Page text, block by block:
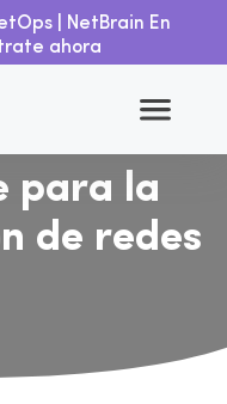
| NetBrain En
ahora
para la
de redes